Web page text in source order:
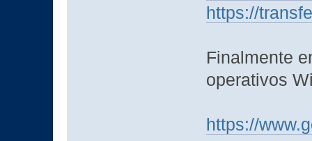
https://
Finalmente
operativos
https://